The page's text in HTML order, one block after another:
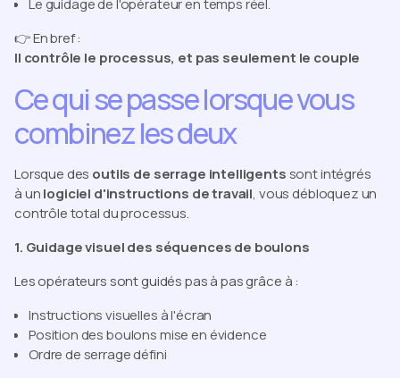
Le guidage de l'opérateur en temps réel.
👉 En bref :
Il contrôle le processus, et pas seulement le couple
Ce qui se passe lorsque vous
combinez les deux
Lorsque des outils de serrage intelligentssont intégrés
à unlogiciel d'instructions de travail, vous débloquez un
contrôle total du processus.
1. Guidage visuel des séquences de boulons
Les opérateurs sont guidés pas à pas grâce à :
Instructions visuelles à l'écran
Position des boulons mise en évidence
Ordre de serrage défini